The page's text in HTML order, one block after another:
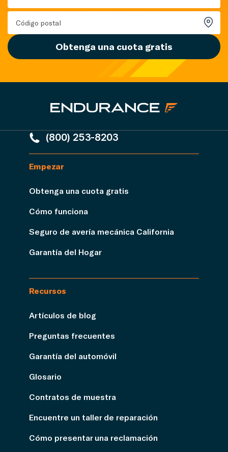
Obtenga una cuota gratis
(800) 253-8203
Empezar
Obtenga una cuota gratis
Cómo funciona
Seguro de avería mecánica California
Garantía del Hogar
Recursos
Artículos de blog
Preguntas frecuentes
Garantía del automóvil
Glosario
Contratos de muestra
Encuentre un taller de reparación
Cómo presentar una reclamación